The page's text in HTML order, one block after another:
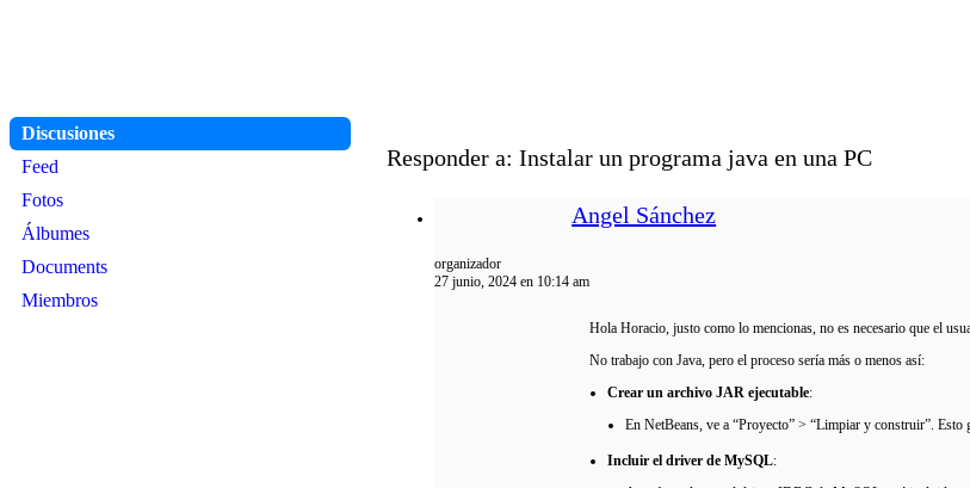
Discusiones
Feed
Fotos
Álbumes
Documents
Miembros
Responder a: Instalar un programa java en una PC
Angel Sánchez
organizador
27 junio, 2024 en 10:14 am
Hola Horacio, justo como lo mencionas, no es necesario que el
No trabajo con Java, pero el proceso sería más o menos así:
Crear un archivo JAR ejecutable:
En NetBeans, ve a “Proyecto” > “Limpiar y construir”.
Incluir el driver de MySQL: